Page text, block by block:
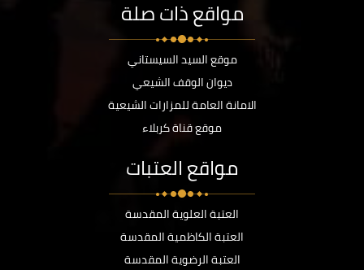
مواقع ذات صلة
موقع السيد السيستاني
ديوان الوقف الشيعي
الامانة العامة للمزارات الشيعية
موقع قناة كربلاء
مواقع العتبات
العتبة العلوية المقدسة
العتبة الكاظمية المقدسة
العتبة الرضوية المقدسة